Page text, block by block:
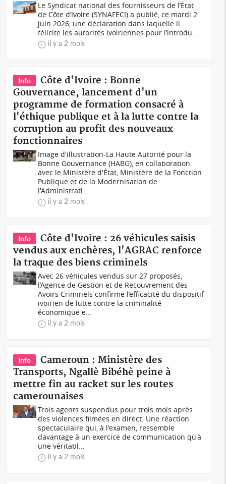
Le Syndicat national des fournisseurs de l’État
de Côte d’Ivoire (SYNAFECI) a publié, ce mardi 2
juin 2026, une déclaration dans laquelle il
félicite les autorités ivoiriennes pour l’introdu...
il y a 2 mois
Info
Côte d'Ivoire : Bonne
Gouvernance, lancement d'un
programme de formation consacré à
l'éthique publique et à la lutte contre la
corruption au profit des nouveaux
fonctionnaires
Image d'illustration-La Haute Autorité pour la
Bonne Gouvernance (HABG), en collaboration
avec le Ministère d'État, Ministère de la Fonction
Publique et de la Modernisation de
l'Administrati...
il y a 2 mois
Info
Côte d'Ivoire : 26 véhicules saisis
vendus aux enchères, l'AGRAC renforce
la traque des biens criminels
Avec 26 véhicules vendus sur 27 proposés,
l’Agence de Gestion et de Recouvrement des
Avoirs Criminels confirme l’efficacité du dispositif
ivoirien de lutte contre la criminalité
économique e...
il y a 2 mois
Info
Cameroun : Ministère des
Transports, Ngallè Bibéhè peine à
mettre fin au racket sur les routes
camerounaises
Trois agents suspendus pour trois mois après
des violences filmées en direct. Une réaction
spectaculaire qui, à l'examen, ressemble
davantage à un exercice de communication qu'à
une véritabl...
il y a 2 mois